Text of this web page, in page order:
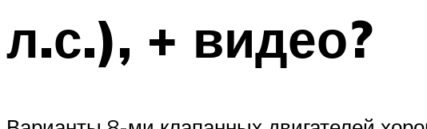
л.с.), + видео?